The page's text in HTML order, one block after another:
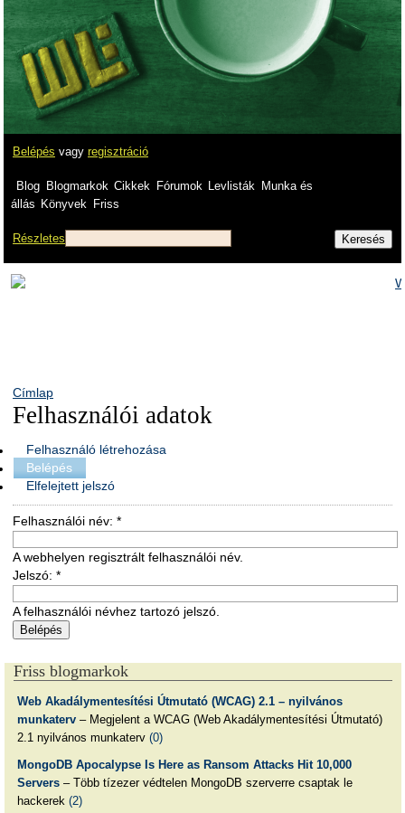
Belépés vagy regisztráció
Blog Blogmarkok Cikkek Fórumok Levlisták
Munka és
állás Könyvek Friss
Részletes
Címlap
Felhasználói adatok
Felhasználó létrehozása
Belépés
Elfelejtett jelszó
Felhasználói név: *
A webhelyen regisztrált felhasználói név.
Jelszó: *
A felhasználói névhez tartozó jelszó.
Friss blogmarkok
Web Akadálymentesítési Útmutató (WCAG) 2.1 – nyilvános
munkaterv– Megjelent a WCAG (Web Akadálymentesítési Útmutató)
2.1 nyilvános munkaterv (0)
MongoDB Apocalypse Is Here as Ransom Attacks Hit 10,000
Servers– Több tízezer védtelen MongoDB szerverre csaptak le
hackerek (2)